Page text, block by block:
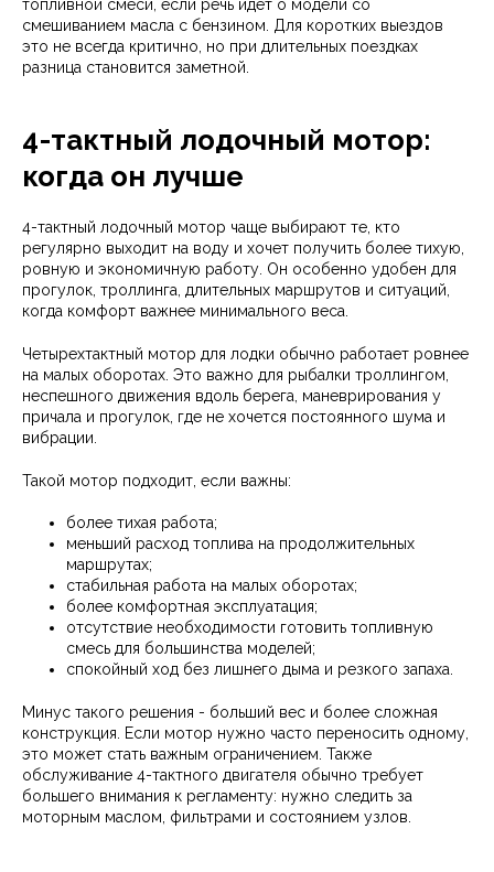
топливной смеси, если речь идет о модели со
смешиванием масла с бензином. Для коротких выездов
это не всегда критично, но при длительных поездках
разница становится заметной.
4-тактный лодочный мотор:
когда он лучше
4-тактный лодочный мотор чаще выбирают те, кто
регулярно выходит на воду и хочет получить более тихую,
ровную и экономичную работу. Он особенно удобен для
прогулок, троллинга, длительных маршрутов и ситуаций,
когда комфорт важнее минимального веса.
Четырехтактный мотор для лодки обычно работает ровнее
на малых оборотах. Это важно для рыбалки троллингом,
неспешного движения вдоль берега, маневрирования у
причала и прогулок, где не хочется постоянного шума и
вибрации.
Такой мотор подходит, если важны:
более тихая работа;
меньший расход топлива на продолжительных
маршрутах;
стабильная работа на малых оборотах;
более комфортная эксплуатация;
отсутствие необходимости готовить топливную
смесь для большинства моделей;
спокойный ход без лишнего дыма и резкого запаха.
Минус такого решения - больший вес и более сложная
конструкция. Если мотор нужно часто переносить одному,
это может стать важным ограничением. Также
обслуживание 4-тактного двигателя обычно требует
большего внимания к регламенту: нужно следить за
моторным маслом, фильтрами и состоянием узлов.